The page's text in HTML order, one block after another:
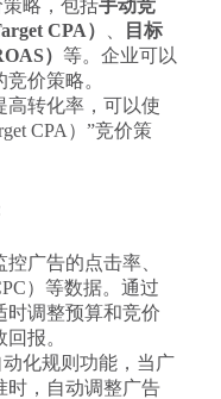
策略，包括手动竞
CPA）
目标
） 等。企业可以
价策略。
高转化率，可以使
CPA）”竞价策
广告的点击率、
）等数据。通过
时调整预算和竞价
报。
动化规则功能，当广
时，自动调整广告